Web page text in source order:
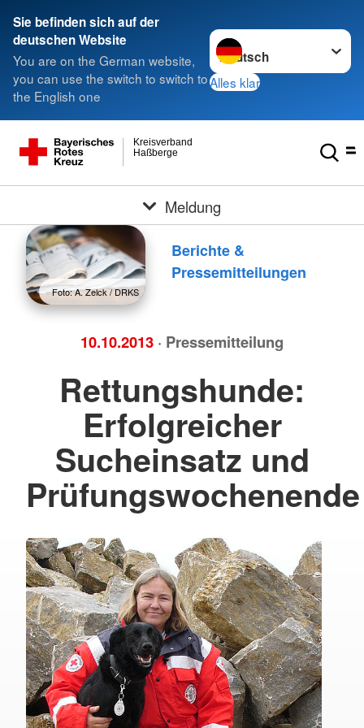
Sie befinden sich auf der
deutschen Website
You are on the German website,
you can use the switch to switch to
the English one
Sprache wechseln zu
Alles klar
Haßberge
Kreisverband
Meldung
Foto: A. Zelck / DRKS
Berichte &
Pressemitteilungen
10.10.2013 · Pressemitteilung
Rettungshunde:
Erfolgreicher
Sucheinsatz und
Prüfungswochenende